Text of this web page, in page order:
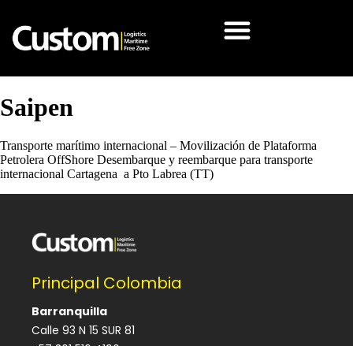
Saipen
Transporte marítimo internacional – Movilización de Plataforma
Petrolera OffShore Desembarque y reembarque para transporte
internacional Cartagena a Pto Labrea (TT)
Principal Colombia
Barranquilla
Calle 93 N 15 SUR 81